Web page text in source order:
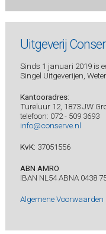
Uitgeverij
Sinds 1 januari 2019 is
Singel Uitgeverijen,
Kantooradres:
Tureluur 12, 1873 JW
telefoon: 072 - 509 3693
info@conserve.nl
KvK: 37051556
ABN AMRO
IBAN NL54 ABNA 0438
Algemene Voorwaarden